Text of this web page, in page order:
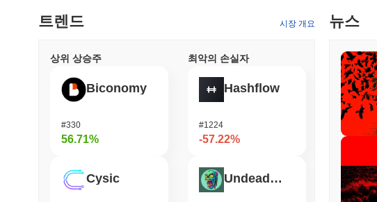
트렌드 시장 개요
상위 상승주
Biconomy
#330
56.71%
Cysic
최악의 손실자
Hashflow
#1224
-57.22%
Undeads Games
뉴스